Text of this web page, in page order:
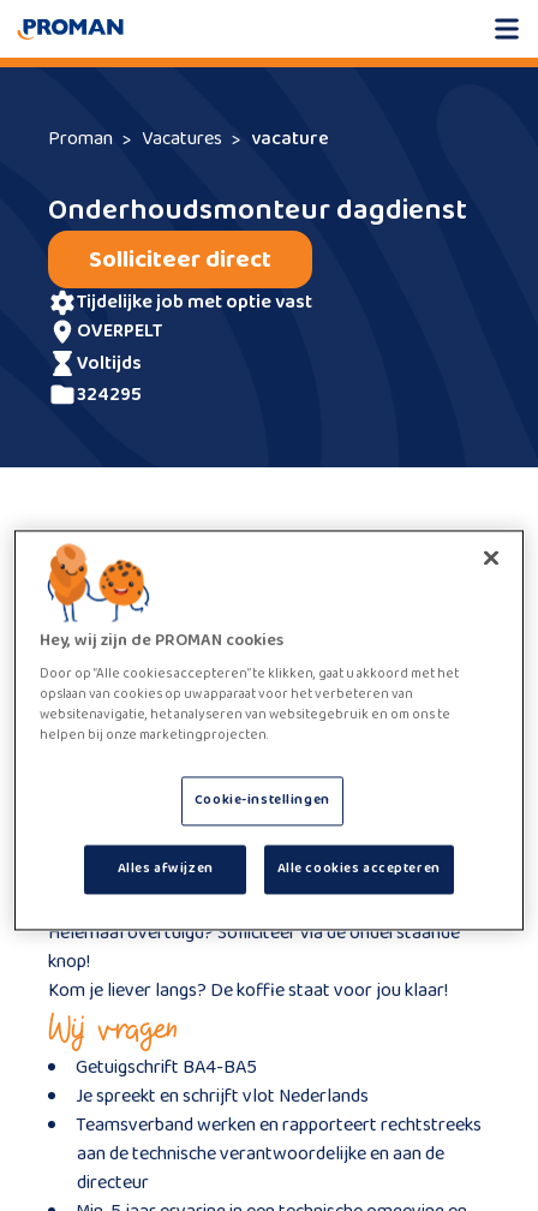
Proman Vacatures vacature
Onderhoudsmonteur dagdienst
Solliciteer direct
tijdelijke job met optie vast
OVERPELT
voltijds
324295
Heb je ervaring als onderhoudsmonteur en wil je
graag in dagdienst werken? neem dan zeker
contact met ons op voor deze vacature.
Functie beschrijving
Je bent verantwoordelijk voor het uitvoeren van
preventief onderhoud en het oplossen van technische
storingen.
Loon is bespreek, naarmate ervaring
Stabiele job in een dynamisch bedrijf
Vast contract na een geslaagde interimperiode
Fijne werksfeer
Helemaal overtuigd? Solliciteer via de onderstaande
knop!
Kom je liever langs? De koffie staat voor jou klaar!
Wij vragen
Getuigschrift BA4-BA5
Je spreekt en schrijft vlot Nederlands
Teamsverband werken en rapporteert rechtstreeks
aan de technische verantwoordelijke en aan de
directeur
Hey, wij zijn de PROMAN cookies
Door op “Alle cookies accepteren” te klikken, gaat u akkoord met het
opslaan van cookies op uw apparaat voor het verbeteren van
websitenavigatie, het analyseren van websitegebruik en om ons te
helpen bij onze marketingprojecten.
Cookie-instellingen
Alles afwijzen Alle cookies accepteren